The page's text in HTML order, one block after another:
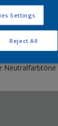
Neutralfarbtöne
Settings
Reject All